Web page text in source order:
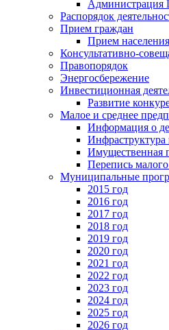
Администрация
Распорядок
Прием граждан
Прием
Консультативно-
Правопорядок
Энергосбережение
Инвестиционная
Развитие
Малое и среднее
Информация о
Инфраструктура
Имущественная
Перепись малого
Муниципальные
2015 год
2016 год
2017 год
2018 год
2019 год
2020 год
2021 год
2022 год
2023 год
2024 год
2025 год
2026 год